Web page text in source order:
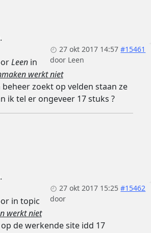
27 okt 2017 14:57 #15461
door Leen
Leenin
werkt niet
zoekt op velden staan ze
ik tel er ongeveer 17 stuks ?
27 okt 2017 15:25 #15462
door
in topic
werkt niet
de werkende site idd 17